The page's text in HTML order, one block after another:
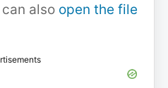
also open the file